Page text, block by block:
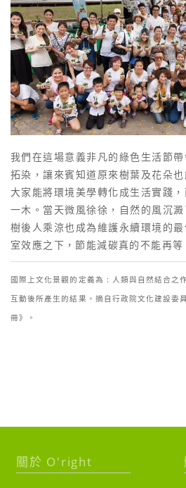
我們在這場意義非凡的綠色生活節
拓染，讓來賓知道原來樹葉及花朵
大家能將環境美學轉化成生活實踐
一木。當天微風徐徐，自然的風沉
樹後人乘涼也成為維護永續環境的
室效應之下，節能減碳真的不能再等
國際上文化景觀的定義為 : 人類與自然結合之
互動後所產生的結果。摘自行政院文化建設委
冊》。
關於 O'right